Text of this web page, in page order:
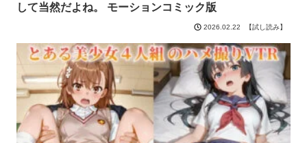
して当然だよね。 モーションコミック版
2026.02.22 【試し読み】